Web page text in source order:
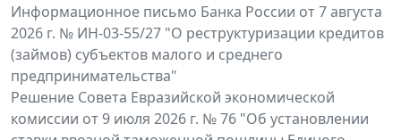
Информационное письмо Банка России от 7 августа
2026 г. № ИН-03-55/27 "О реструктуризации кредитов
(займов) субъектов малого и среднего
предпринимательства"
Решение Совета Евразийской экономической
комиссии от 9 июля 2026 г. № 76 "Об установлении